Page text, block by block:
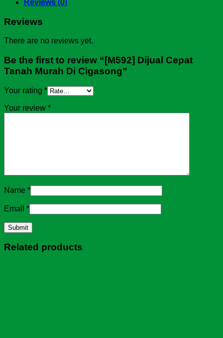
Reviews (0)
Reviews
There are no reviews yet.
Be the first to review “[M592] Dijual Cepat
Tanah Murah Di Cigasong”
Your rating *
Your review *
Name *
Email *
Related products